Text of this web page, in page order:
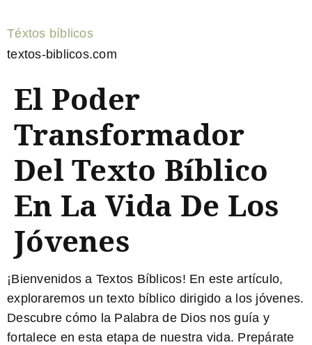
Téxtos bíblicos
textos-biblicos.com
El Poder
Transformador
Del Texto Bíblico
En La Vida De Los
Jóvenes
¡Bienvenidos a Textos Bíblicos! En este artículo,
exploraremos un texto bíblico dirigido a los jóvenes.
Descubre cómo la Palabra de Dios nos guía y
fortalece en esta etapa de nuestra vida. Prepárate